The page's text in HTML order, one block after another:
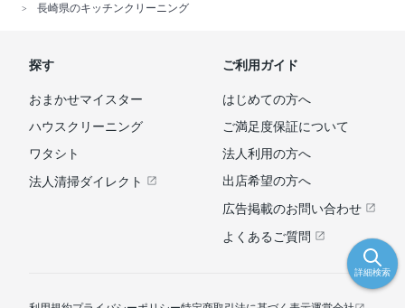
長崎県のキッチンクリーニング
詳細検索
探す
おまかせマイスター
ハウスクリーニング
ワタシト
法人清掃ダイレクト
ご利用ガイド
はじめての方へ
ご満足度保証について
法人利用の方へ
出店希望の方へ
広告掲載のお問い合わせ
よくあるご質問